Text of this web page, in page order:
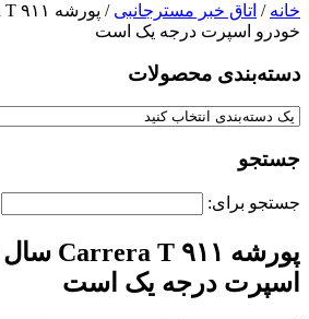
خانه / اتاق خبر مسترجانبی
خودرو اسپرت درجه یک است
دسته‌بندی‌ محصولات
جستجو
جستجو برای:
اسپرت درجه یک است